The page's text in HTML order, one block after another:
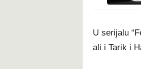
U serijalu
ali i Tarik i